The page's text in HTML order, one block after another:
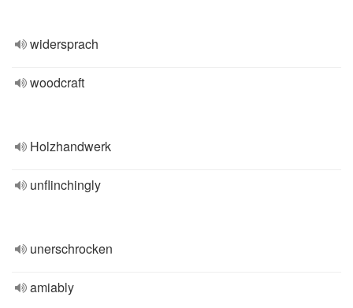
widersprach
woodcraft
Holzhandwerk
unflinchingly
unerschrocken
amiably